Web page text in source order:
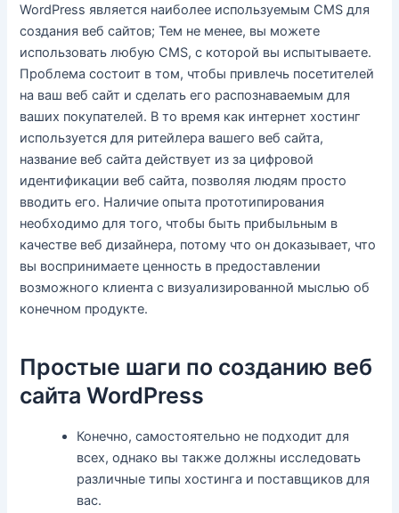
WordPress является наиболее используемым CMS для
создания веб сайтов; Тем не менее, вы можете
использовать любую CMS, с которой вы испытываете.
Проблема состоит в том, чтобы привлечь посетителей
на ваш веб сайт и сделать его распознаваемым для
ваших покупателей. В то время как интернет хостинг
используется для ритейлера вашего веб сайта,
название веб сайта действует из за цифровой
идентификации веб сайта, позволяя людям просто
вводить его. Наличие опыта прототипирования
необходимо для того, чтобы быть прибыльным в
качестве веб дизайнера, потому что он доказывает, что
вы воспринимаете ценность в предоставлении
возможного клиента с визуализированной мыслью об
конечном продукте.
Простые шаги по созданию веб
сайта WordPress
Конечно, самостоятельно не подходит для
всех, однако вы также должны исследовать
различные типы хостинга и поставщиков для
вас.